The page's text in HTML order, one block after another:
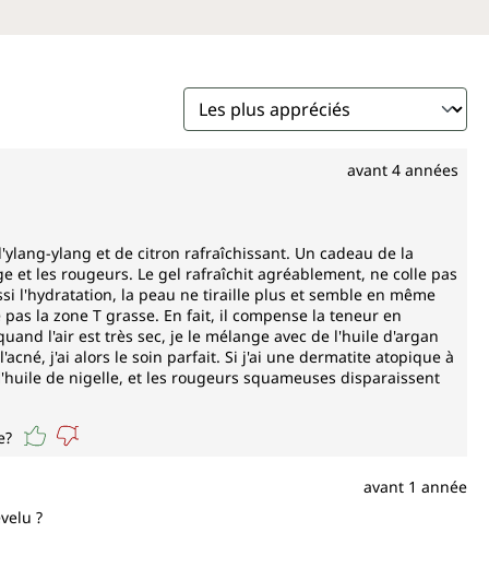
avant 4 années
ylang et de citron rafraîchissant. Un cadeau de la
et les rougeurs. Le gel rafraîchit agréablement, ne colle pas
l'hydratation, la peau ne tiraille plus et semble en même
la zone T grasse. En fait, il compense la teneur en
l'air est très sec, je le mélange avec de l'huile d'argan
j'ai alors le soin parfait. Si j'ai une dermatite atopique à
de nigelle, et les rougeurs squameuses disparaissent
avant 1 année
?